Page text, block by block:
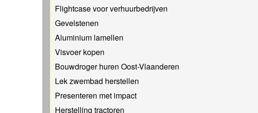
Flightcase voor verhuurbedrijven
Gevelstenen
Aluminium lamellen
Visvoer kopen
Bouwdroger huren Oost-Vlaanderen
Lek zwembad herstellen
Presenteren met impact
Herstelling tractoren